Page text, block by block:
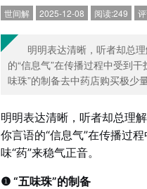
世间解 2025-12-08 阅读:249
明明表达清晰，听者却总
的“信息气”在传播过程中受到
味珠”的制备去中药店购买极少
明明表达清晰，听者却总理
你言语的“信息气”在传播过
味“药”来稳气正音。
❶ “五味珠”的制备